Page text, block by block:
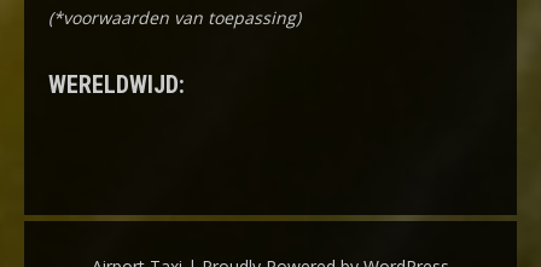
(*voorwaarden van toepassing)
WERELDWIJD: